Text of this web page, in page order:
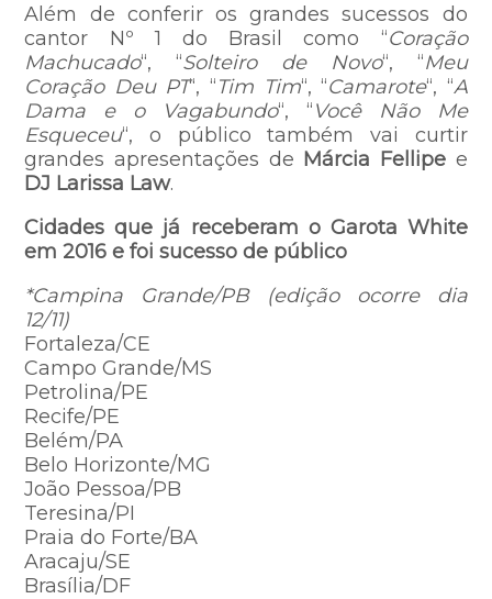
Além de conferir os grandes sucessos do
cantor Nº 1 do Brasil como “Coração
Machucado“, “Solteiro de Novo“, “Meu
Coração Deu PT“, “Tim Tim“, “Camarote“, “A
Dama e o Vagabundo“, “Você Não Me
Esqueceu“, o público também vai curtir
grandes apresentações de Márcia Fellipee
DJ Larissa Law.
Cidades que já receberam o Garota White
em 2016 e foi sucesso de público
*Campina Grande/PB (edição ocorre dia
12/11)
Fortaleza/CE
Campo Grande/MS
Petrolina/PE
Recife/PE
Belém/PA
Belo Horizonte/MG
João Pessoa/PB
Teresina/PI
Praia do Forte/BA
Aracaju/SE
Brasília/DF